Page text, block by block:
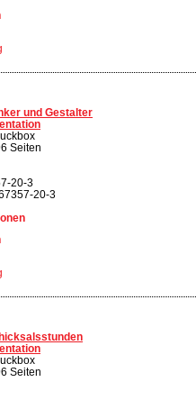
und Gestalter
Seiten
20-3
20-3
Seiten